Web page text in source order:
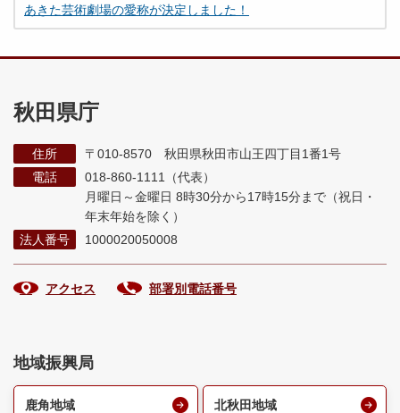
あきた芸術劇場の愛称が決定しました！
秋田県庁
住所
〒010-8570 秋田県秋田市山王四丁目1番1号
電話
018-860-1111（代表）
月曜日～金曜日 8時30分から17時15分まで （祝日・
年末年始を除く）
法人番号
1000020050008
アクセス 部署別電話番号
地域振興局
鹿角地域 北秋田地域